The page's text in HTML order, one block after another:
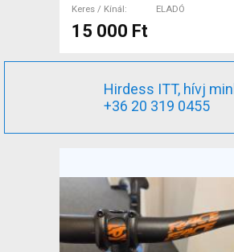
Keres / Kínál
ELADÓ
15 000 Ft
Hirdess ITT, hívj
+36 20 319 0455